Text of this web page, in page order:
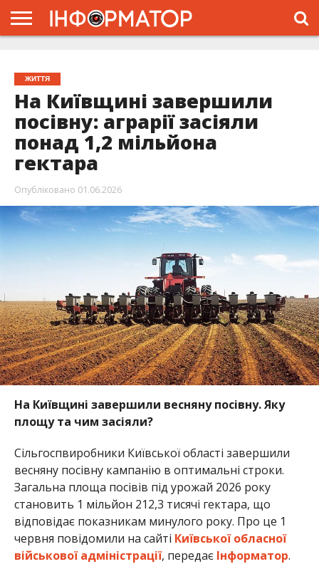
ПРОЄКТ
ЖИТТЯ
На Київщині завершили
посівну: аграрії засіяли
понад 1,2 мільйона
гектара
Опубліковано 01.06.2026
На Київщині завершили весняну посівну. Яку
площу та чим засіяли?
Сільгоспвиробники Київської області завершили
весняну посівну кампанію в оптимальні строки.
Загальна площа посівів під урожай 2026 року
становить 1 мільйон 212,3 тисячі гектара, що
відповідає показникам минулого року. Про це 1
червня повідомили на сайті Київської обласної
військової адміністрації, передає Інформатор.